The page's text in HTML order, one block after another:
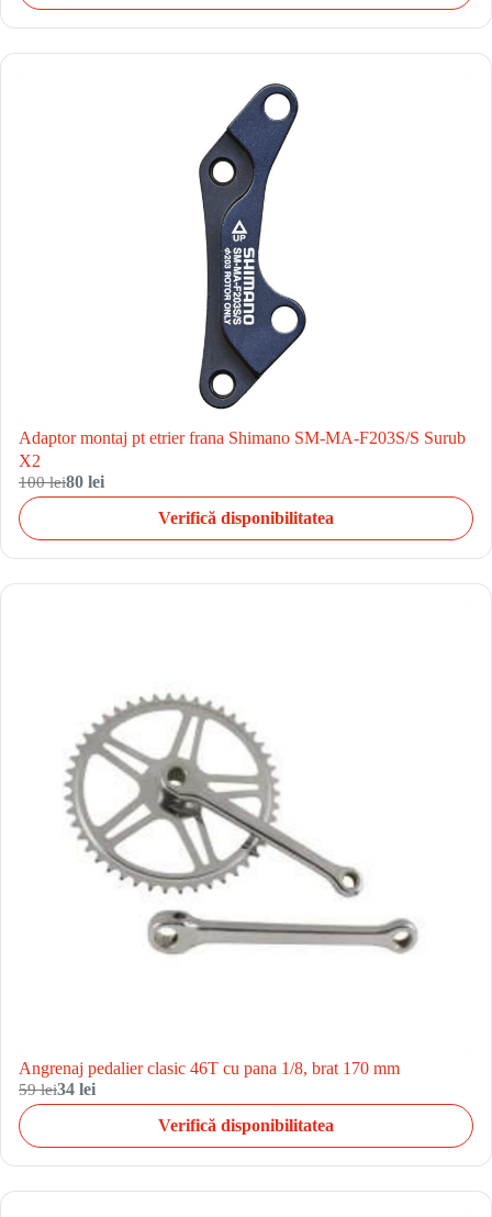
Adaptor montaj pt etrier frana Shimano SM-MA-F203S/S Surub
X2
100 lei80 lei
Verifică disponibilitatea
Angrenaj pedalier clasic 46T cu pana 1/8, brat 170 mm
59 lei34 lei
Verifică disponibilitatea